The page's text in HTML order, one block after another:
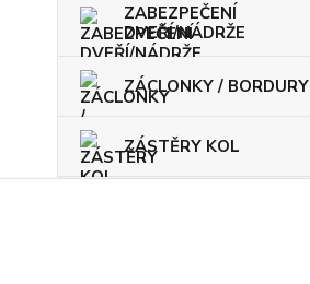
ZABEZPEČENÍ
DVEŘÍ/NÁDRŽE
ZÁCLONKY / BORDURY
ZÁSTĚRY KOL